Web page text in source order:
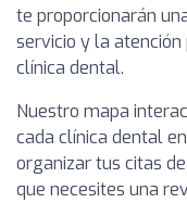
te proporcionarán
servicio y la
clínica dental.
Nuestro mapa
cada clínica dental
organizar tus citas
que necesites una